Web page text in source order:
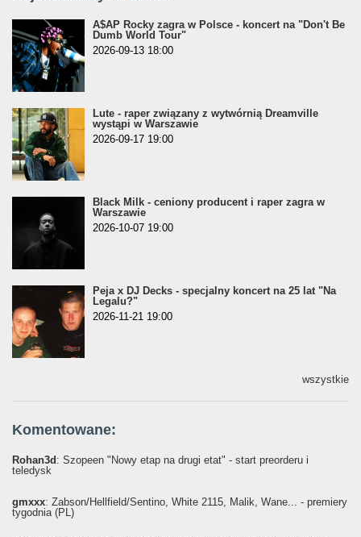
A$AP Rocky zagra w Polsce - koncert na "Don't Be
Dumb World Tour"
2026-09-13 18:00
Lute - raper związany z wytwórnią Dreamville
wystąpi w Warszawie
2026-09-17 19:00
Black Milk - ceniony producent i raper zagra w
Warszawie
2026-10-07 19:00
Peja x DJ Decks - specjalny koncert na 25 lat "Na
Legalu?"
2026-11-21 19:00
wszystkie
Komentowane:
Rohan3d: Szopeen "Nowy etap na drugi etat" - start preorderu i
teledysk
gmxxx: Żabson/Hellfield/Sentino, White 2115, Malik, Wane... - premiery
tygodnia (PL)